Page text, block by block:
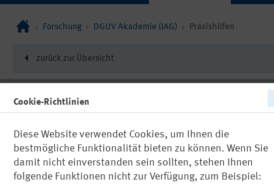
Forschung DGUV Akademie (IAG) Praxishilfen
zurück zur Übersicht
CHECK-UP
Cookie-Richtlinien
Diese Website verwendet Cookies, um Ihnen die
bestmögliche Funktionalität bieten zu können. Wenn Sie
damit nicht einverstanden sein sollten, stehen Ihnen
folgende Funktionen nicht zur Verfügung, zum Beispiel: